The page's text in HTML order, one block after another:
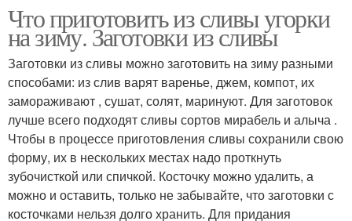
Что приготовить из сливы угорки
на зиму. Заготовки из сливы
Заготовки из сливы можно заготовить на зиму разными
способами: из слив варят варенье, джем, компот, их
замораживают , сушат, солят, маринуют. Для заготовок
лучше всего подходят сливы сортов мирабель и алыча .
Чтобы в процессе приготовления сливы сохранили свою
форму, их в нескольких местах надо проткнуть
зубочисткой или спичкой. Косточку можно удалить, а
можно и оставить, только не забывайте, что заготовки с
косточками нельзя долго хранить. Для придания